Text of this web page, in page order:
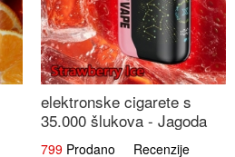
elektronske cigarete s
35.000 šlukova - Jagoda
Led | Ohladivši i
799 Prodano Recenzije